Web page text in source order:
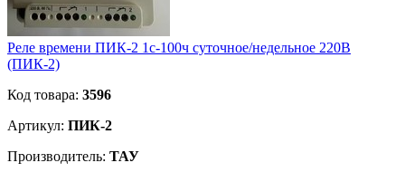
Реле времени ПИК-2 1с-100ч суточное/недельное 220В
(ПИК-2)
Код товара: 3596
Артикул: ПИК-2
Производитель: ТАУ